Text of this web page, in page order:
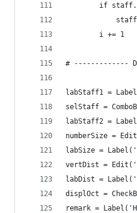
if
        i += 1
#
labStaff1 =
selStaff =
labStaff2 =
numberSize =
labSize =
vertDist =
labDist =
displOct =
remark =